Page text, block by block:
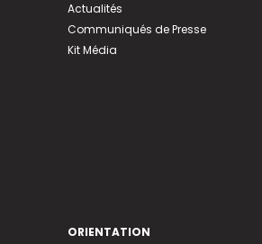
Actualités
Communiqués de Presse
Kit Média
ORIENTATION